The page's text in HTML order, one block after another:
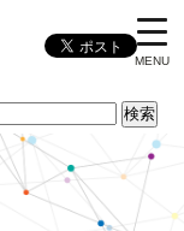
MENU